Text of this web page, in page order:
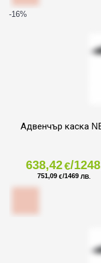
-16%
Адвенчър каска
638,42€/
751,09 €/1469 ЛВ.